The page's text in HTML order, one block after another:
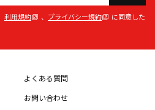
利用規約 、 プライバシー規約
に同意した
よくある質問
お問い合わせ